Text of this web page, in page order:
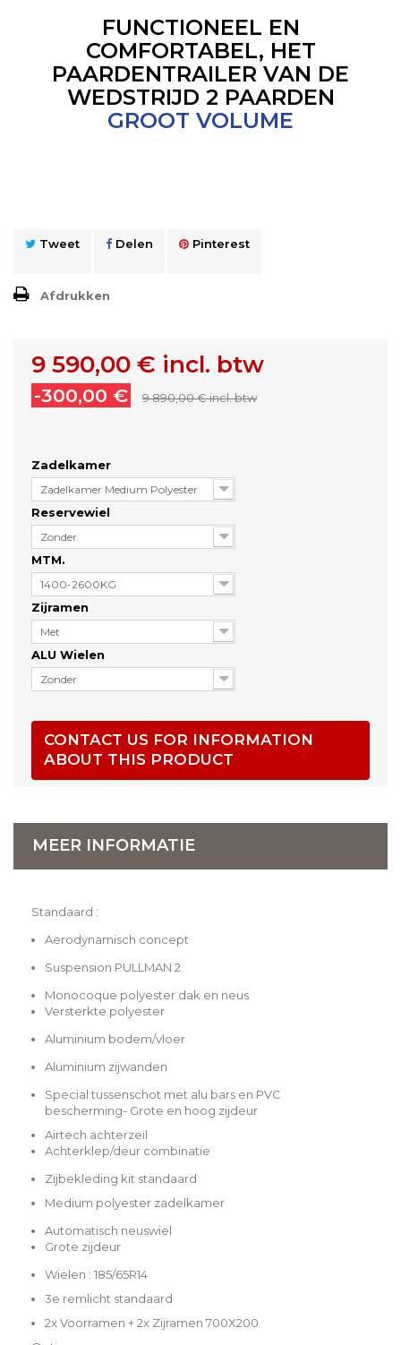
FUNCTIONEEL EN
COMFORTABEL, HET
PAARDENTRAILER VAN DE
WEDSTRIJD 2 PAARDEN
GROOT VOLUME
Tweet Delen Pinterest
Afdrukken
9 590,00 € incl. btw
-300,00 € 9 890,00 €incl. btw
Zadelkamer
Zadelkamer Medium Polyester
Reservewiel
Zonder
MTM.
1400-2600KG
Zijramen
Met
ALU Wielen
Zonder
CONTACT US FOR INFORMATION
ABOUT THIS PRODUCT
MEER INFORMATIE
Standaard :
Aerodynamisch concept
Suspension PULLMAN 2
Monocoque polyester dak en neus
Versterkte polyester
Aluminium bodem/vloer
Aluminium zijwanden
Special tussenschot met alu bars en PVC
bescherming- Grote en hoog zijdeur
Airtech achterzeil
Achterklep/deur combinatie
Zijbekleding kit standaard
Medium polyester zadelkamer
Automatisch neuswiel
Grote zijdeur
Wielen : 185/65R14
3e remlicht standaard
2x Voorramen + 2x Zijramen 700X200